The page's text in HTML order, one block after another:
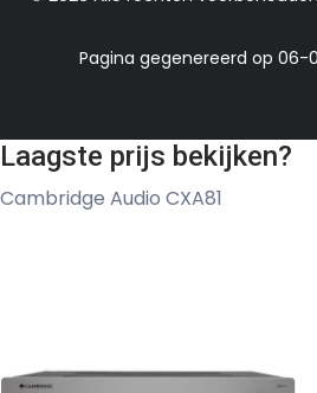
Pagina gegenereerd op 06-
Laagste prijs bekijken?
Cambridge Audio CXA81